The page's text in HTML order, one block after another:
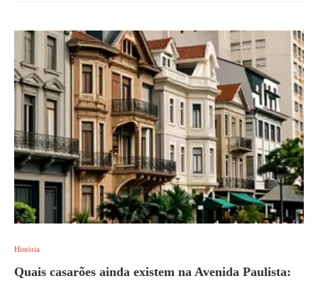
História
Quais casarões ainda existem na Avenida Paulista: